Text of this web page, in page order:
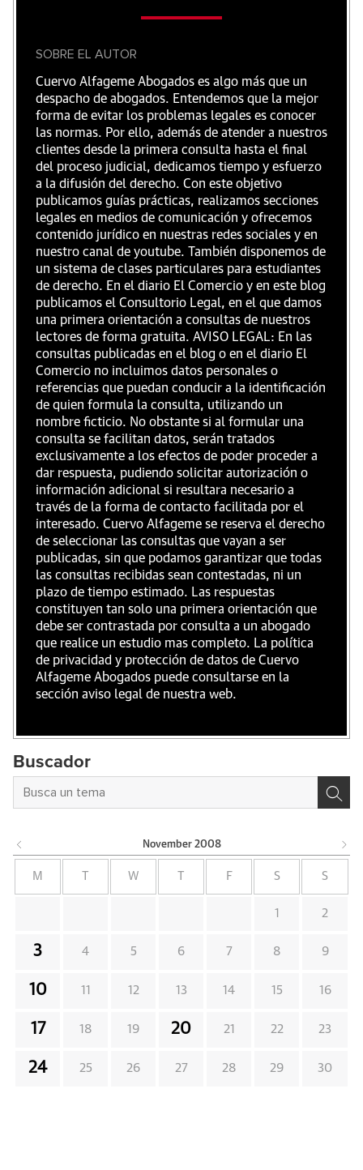
SOBRE EL AUTOR
Cuervo Alfageme Abogados es algo más que un
despacho de abogados. Entendemos que la mejor
forma de evitar los problemas legales es conocer
las normas. Por ello, además de atender a nuestros
clientes desde la primera consulta hasta el final
del proceso judicial, dedicamos tiempo y esfuerzo
a la difusión del derecho. Con este objetivo
publicamos guías prácticas, realizamos secciones
legales en medios de comunicación y ofrecemos
contenido jurídico en nuestras redes sociales y en
nuestro canal de youtube. También disponemos de
un sistema de clases particulares para estudiantes
de derecho. En el diario El Comercio y en este blog
publicamos el Consultorio Legal, en el que damos
una primera orientación a consultas de nuestros
lectores de forma gratuita. AVISO LEGAL: En las
consultas publicadas en el blog o en el diario El
Comercio no incluimos datos personales o
referencias que puedan conducir a la identificación
de quien formula la consulta, utilizando un
nombre ficticio. No obstante si al formular una
consulta se facilitan datos, serán tratados
exclusivamente a los efectos de poder proceder a
dar respuesta, pudiendo solicitar autorización o
información adicional si resultara necesario a
través de la forma de contacto facilitada por el
interesado. Cuervo Alfageme se reserva el derecho
de seleccionar las consultas que vayan a ser
publicadas, sin que podamos garantizar que todas
las consultas recibidas sean contestadas, ni un
plazo de tiempo estimado. Las respuestas
constituyen tan solo una primera orientación que
debe ser contrastada por consulta a un abogado
que realice un estudio mas completo. La política
de privacidad y protección de datos de Cuervo
Alfageme Abogados puede consultarse en la
sección aviso legal de nuestra web.
Buscador
November 2008
M W F S S
1 2
3 4 5 6 7 8 9
10 11 12 13 14 15 16
17 18 19 20 21 22 23
24 25 26 27 28 29 30